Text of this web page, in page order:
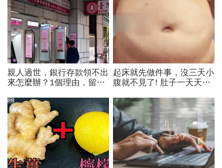
親人過世，銀行存款領不出
來怎麼辦？1個理由，留現
繼承3大重點一次看
起床就先做件事，沒三天小
腹就不見了! 肚子一天天變
PR